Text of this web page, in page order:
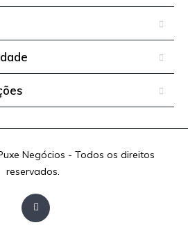
Negócios - Todos os direitos
reservados.